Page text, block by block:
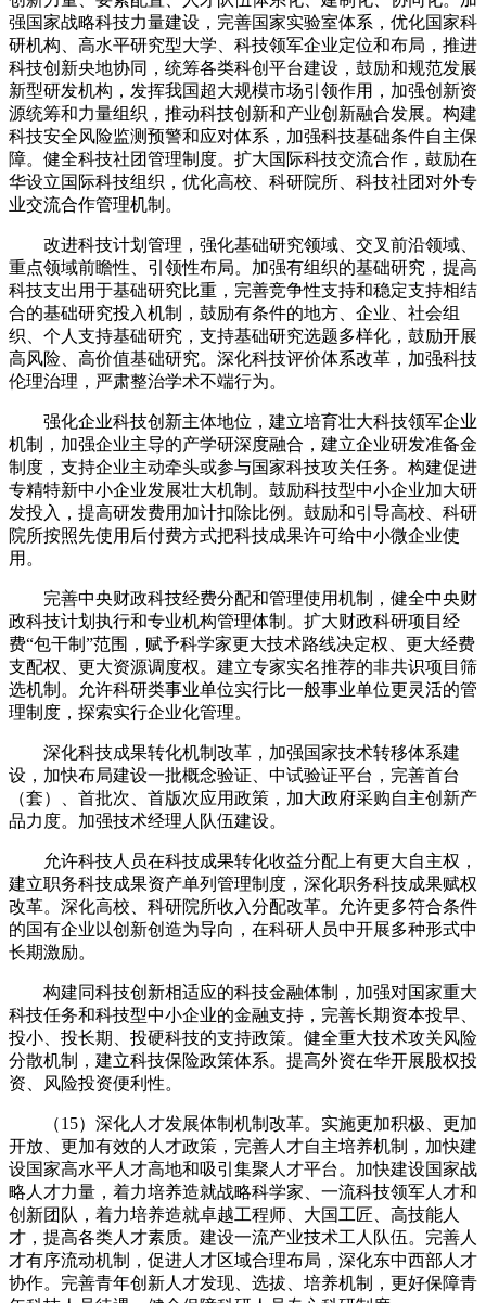
强国家战略科技力量建设，完善国家实验室体系，优化国家科
研机构、高水平研究型大学、科技领军企业定位和布局，推进
科技创新央地协同，统筹各类科创平台建设，鼓励和规范发展
新型研发机构，发挥我国超大规模市场引领作用，加强创新资
源统筹和力量组织，推动科技创新和产业创新融合发展。构建
科技安全风险监测预警和应对体系，加强科技基础条件自主保
障。健全科技社团管理制度。扩大国际科技交流合作，鼓励在
华设立国际科技组织，优化高校、科研院所、科技社团对外专
业交流合作管理机制。
改进科技计划管理，强化基础研究领域、交叉前沿领域、
重点领域前瞻性、引领性布局。加强有组织的基础研究，提高
科技支出用于基础研究比重，完善竞争性支持和稳定支持相结
合的基础研究投入机制，鼓励有条件的地方、企业、社会组
织、个人支持基础研究，支持基础研究选题多样化，鼓励开展
高风险、高价值基础研究。深化科技评价体系改革，加强科技
伦理治理，严肃整治学术不端行为。
强化企业科技创新主体地位，建立培育壮大科技领军企业
机制，加强企业主导的产学研深度融合，建立企业研发准备金
制度，支持企业主动牵头或参与国家科技攻关任务。构建促进
专精特新中小企业发展壮大机制。鼓励科技型中小企业加大研
发投入，提高研发费用加计扣除比例。鼓励和引导高校、科研
院所按照先使用后付费方式把科技成果许可给中小微企业使
用。
完善中央财政科技经费分配和管理使用机制，健全中央财
政科技计划执行和专业机构管理体制。扩大财政科研项目经
费“包干制”范围，赋予科学家更大技术路线决定权、更大经费
支配权、更大资源调度权。建立专家实名推荐的非共识项目筛
选机制。允许科研类事业单位实行比一般事业单位更灵活的管
理制度，探索实行企业化管理。
深化科技成果转化机制改革，加强国家技术转移体系建
设，加快布局建设一批概念验证、中试验证平台，完善首台
（套）、首批次、首版次应用政策，加大政府采购自主创新产
品力度。加强技术经理人队伍建设。
允许科技人员在科技成果转化收益分配上有更大自主权，
建立职务科技成果资产单列管理制度，深化职务科技成果赋权
改革。深化高校、科研院所收入分配改革。允许更多符合条件
的国有企业以创新创造为导向，在科研人员中开展多种形式中
长期激励。
构建同科技创新相适应的科技金融体制，加强对国家重大
科技任务和科技型中小企业的金融支持，完善长期资本投早、
投小、投长期、投硬科技的支持政策。健全重大技术攻关风险
分散机制，建立科技保险政策体系。提高外资在华开展股权投
资、风险投资便利性。
（15）深化人才发展体制机制改革。实施更加积极、更加
开放、更加有效的人才政策，完善人才自主培养机制，加快建
设国家高水平人才高地和吸引集聚人才平台。加快建设国家战
略人才力量，着力培养造就战略科学家、一流科技领军人才和
创新团队，着力培养造就卓越工程师、大国工匠、高技能人
才，提高各类人才素质。建设一流产业技术工人队伍。完善人
才有序流动机制，促进人才区域合理布局，深化东中西部人才
协作。完善青年创新人才发现、选拔、培养机制，更好保障青